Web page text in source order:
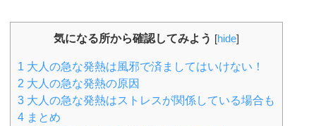
気になる所から確認してみよう [hide]
1 大人の急な発熱は風邪で済ましてはいけない！
2 大人の急な発熱の原因
3 大人の急な発熱はストレスが関係している場合も
4 まとめ